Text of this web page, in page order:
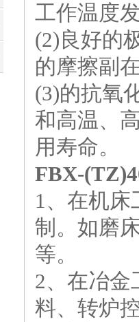
工作温度
(2)良好的
的摩擦副
(3)的抗氧
和高温、
用寿命。
FBX-
1、在机床
制。如磨
等。
2、在冶金
料、转炉